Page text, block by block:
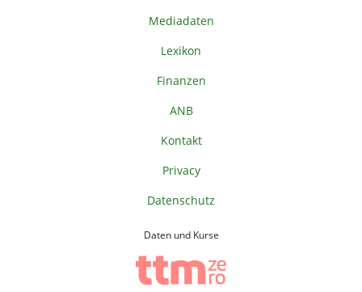
Mediadaten
Lexikon
Finanzen
ANB
Kontakt
Privacy
Datenschutz
Daten und Kurse